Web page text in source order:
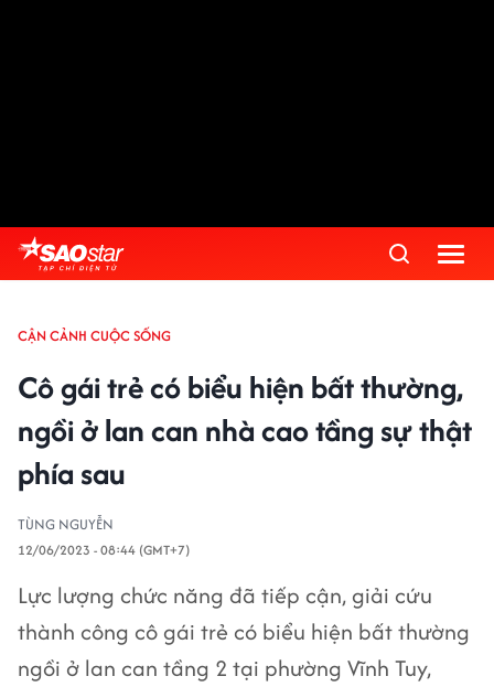
CẬN CẢNH CUỘC SỐNG
Cô gái trẻ có biểu hiện bất thường,
ngồi ở lan can nhà cao tầng sự thật
phía sau
TÙNG NGUYỄN
12/06/2023 - 08:44 (GMT+7)
Lực lượng chức năng đã tiếp cận, giải cứu
thành công cô gái trẻ có biểu hiện bất thường
ngồi ở lan can tầng 2 tại phường Vĩnh Tuy,